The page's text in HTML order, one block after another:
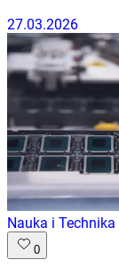
27.03.2026
Nauka i Technika
0